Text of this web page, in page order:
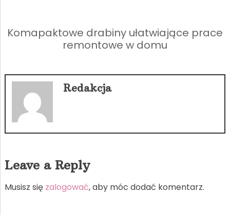
Komapaktowe drabiny ułatwiające prace
remontowe w domu
Redakcja
Leave a Reply
Musisz się zalogować, aby móc dodać komentarz.